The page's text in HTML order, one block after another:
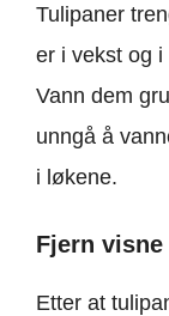
Tulipaner
er i vekst og
Vann dem
unngå å
i løkene.
Fjern
Etter at